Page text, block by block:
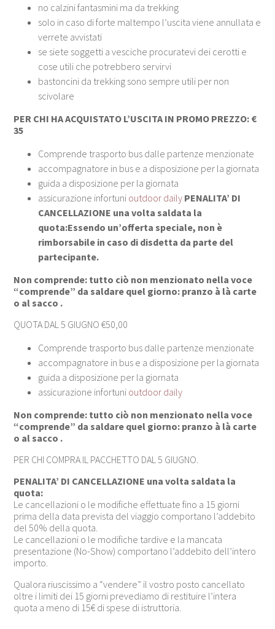
no calzini fantasmini ma da trekking
solo in caso di forte maltempo l’uscita viene annullata e
verrete avvistati
se siete soggetti a vesciche procuratevi dei cerotti e
cose utili che potrebbero servirvi
bastoncini da trekking sono sempre utili per non
scivolare
PER CHI HA ACQUISTATO L’USCITA IN PROMO PREZZO: €
35
Comprende trasporto bus dalle partenze menzionate
accompagnatore in bus e a disposizione per la giornata
guida a disposizione per la giornata
assicurazione infortuni outdoor daily PENALITA’ DI
CANCELLAZIONE una volta saldata la
quota:Essendo un’offerta speciale, non è
rimborsabile in caso di disdetta da parte del
partecipante.
Non comprende: tutto ciò non menzionato nella voce
“comprende” da saldare quel giorno: pranzo à là carte
o al sacco .
QUOTA DAL 5 GIUGNO €50,00
Comprende trasporto bus dalle partenze menzionate
accompagnatore in bus e a disposizione per la giornata
guida a disposizione per la giornata
assicurazione infortuni outdoor daily
Non comprende: tutto ciò non menzionato nella voce
“comprende” da saldare quel giorno: pranzo à là carte
o al sacco .
PER CHI COMPRA IL PACCHETTO DAL 5 GIUGNO.
PENALITA’ DI CANCELLAZIONE una volta saldata la
quota:
Le cancellazioni o le modifiche effettuate fino a 15 giorni
prima della data prevista del viaggio comportano l’addebito
del 50% della quota.
Le cancellazioni o le modifiche tardive e la mancata
presentazione (No-Show) comportano l’addebito dell’intero
importo.
Qualora riuscissimo a “vendere” il vostro posto cancellato
oltre i limiti dei 15 giorni prevediamo di restituire l’intera
quota a meno di 15€ di spese di istruttoria.